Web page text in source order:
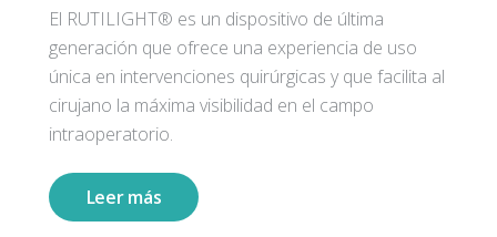
El RUTILIGHT® es un dispositivo de última
generación que ofrece una experiencia de uso
única en intervenciones quirúrgicas y que facilita al
cirujano la máxima visibilidad en el campo
intraoperatorio.
Leer más